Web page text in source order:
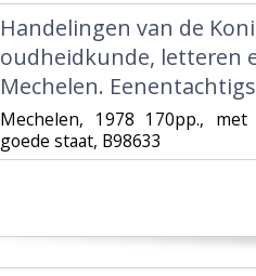
‎Handelingen van de
oudheidkunde, letteren
Mechelen.
‎Mechelen, 1978 170pp.,
goede staat, B98633‎